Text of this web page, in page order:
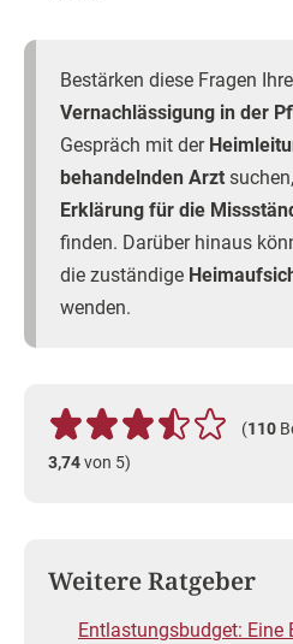
Bestärken diese Fragen
Vernachlässigung in der
Gespräch mit der
behandelnden Arzt
Erklärung für die
finden. Darüber hinaus
die zuständige
wenden.
(110
3,74von 5)
Weitere Ratgeber
Entlastungsbudget: Eine